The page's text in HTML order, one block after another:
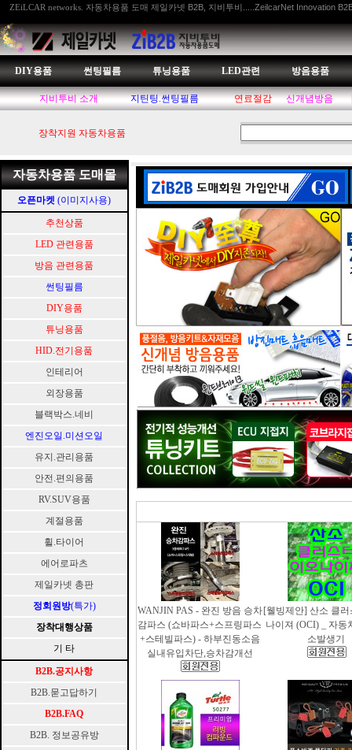
ZEiLCAR networks. 자동차용품 도매 제일카넷 B2B, 지비투비.....ZeilcarNet Innovation
DIY용품 썬팅필름 튜닝용품 LED관련 방음용품
지비투비 소개 지틴팅.썬팅필름 연료절감 신개념방음
장착지원 자동차용품
자동차용품 도매몰
오픈마켓 (이미지사용)
추천상품
LED 관련용품
방음 관련용품
썬팅필름
DIY용품
튜닝용품
HID.전기용품
인테리어
외장용품
블랙박스.네비
엔진오일.미션오일
유지.관리용품
안전.편의용품
RV.SUV용품
계절용품
휠.타이어
에어로파츠
제일카넷 총판
정회원방(특가)
장착대행상품
기 타
B2B.공지사항
B2B.묻고답하기
B2B.FAQ
B2B. 정보공유방
WANJIN PAS - 완진 방음 승차
감파스 (쇼바파스+스프링파스
+스테빌파스) - 하부진동소음
실내유입차단,승차감개선
[웰빙제안] 산소 클
나이져 (OCI) _ 자동
소발생기